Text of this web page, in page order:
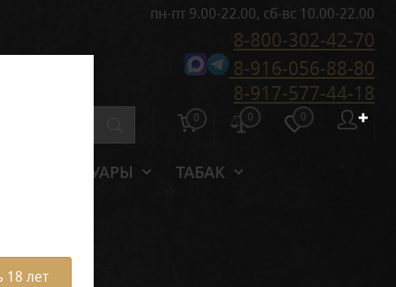
пн-пт 9.00-22.00, сб-вс 10.00-22.00
8-800-302-42-70
8-916-056-88-80
8-917-577-44-18
0 0 0 ✚
АКСЕССУАРЫ ТАБАК
18 лет